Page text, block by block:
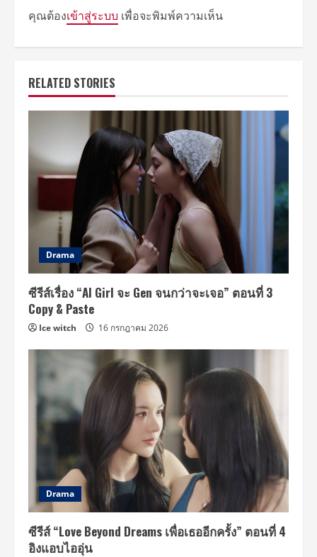
คุณต้องเข้าสู่ระบบ เพื่อจะพิมพ์ความเห็น
RELATED STORIES
Drama
ซีรีส์เรื่อง “AI Girl จะ Gen จนกว่าจะเจอ” ตอนที่ 3
Copy & Paste
Ice witch 16 กรกฎาคม 2026
Drama
ซีรีส์ “Love Beyond Dreams เพื่อเธออีกครั้ง” ตอนที่ 4
อิงแอบไออุ่น